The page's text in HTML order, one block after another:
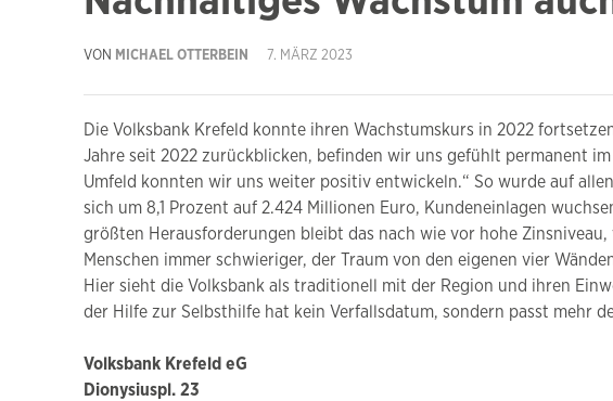
VON MICHAEL OTTERBEIN 7. MÄRZ 2023
Die Volksbank Krefeld konnte ihren Wachstumskurs in 2022
Jahre seit 2022 zurückblicken, befinden wir uns gefühlt permanent
Umfeld konnten wir uns weiter positiv entwickeln.“ So wurde auf
sich um 8,1 Prozent auf 2.424 Millionen Euro, Kundeneinlagen
größten Herausforderungen bleibt das nach wie vor hohe
Menschen immer schwieriger, der Traum von den eigenen vier
Hier sieht die Volksbank als traditionell mit der Region und ihren
der Hilfe zur Selbsthilfe hat kein Verfallsdatum, sondern passt mehr
Volksbank Krefeld eG
Dionysiuspl. 23